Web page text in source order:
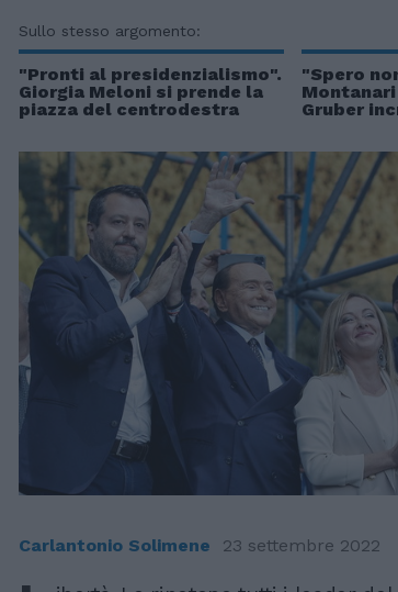
Sullo stesso argomento:
"Pronti al presidenzialismo".
Giorgia Meloni si prende la
piazza del centrodestra
"Spero
Gruber
Carlantonio Solimene 23 settembre 2022